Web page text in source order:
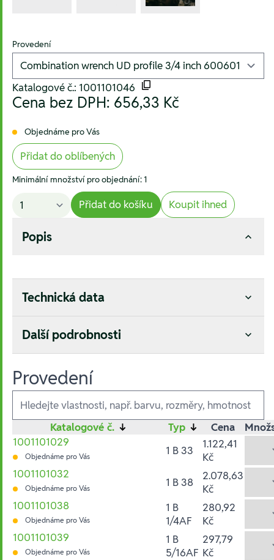
Provedení
Katalogové č.: 1001101046
Cena bez DPH: 656,33 Kč
Objednáme pro Vás
Přidat do oblíbených
Minimální množství pro objednání: 1
Přidat do košíku Koupit ihned
Popis
Technická data
Další podrobnosti
Provedení
Ausführungen
Katalogové č. ↓ Typ ↓ Cena
1001101029
Objednáme pro Vás 1 B 33
1.122,41
Kč
1001101032
Objednáme pro Vás 1 B 38
2.078,63
Kč
1001101038
Objednáme pro Vás
1 B
1/4AF
280,92
Kč
1001101039
Objednáme pro Vás
1 B
5/16AF
297,79
Kč